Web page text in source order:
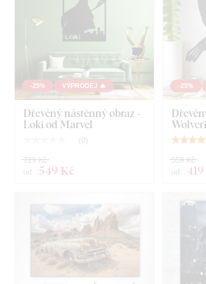
Deska splňuje evropský emisní
vhodná do interiéru
(včetně dětského
Co najdete v balení?
Obraz na stěnu - Kreslený
-25% VÝPRODEJ 🔥
Dřevěný nástěnný obraz -
Loki od Marvel
( 0)
od 549 Kč
729 Kč
-25%
od
559 Kč